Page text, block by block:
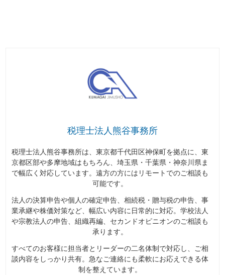
税理士法人熊谷事務所
税理士法人熊谷事務所は、東京都千代田区神保町を拠点に、東
京都区部や多摩地域はもちろん、埼玉県・千葉県・神奈川県ま
で幅広く対応しています。遠方の方にはリモートでのご相談も
可能です。
法人の決算申告や個人の確定申告、相続税・贈与税の申告、事
業承継や株価対策など、幅広い内容に日常的に対応。学校法人
や宗教法人の申告、組織再編、セカンドオピニオンのご相談も
承ります。
すべてのお客様に担当者とリーダーの二名体制で対応し、ご相
談内容をしっかり共有。急なご連絡にも柔軟にお応えできる体
制を整えています。